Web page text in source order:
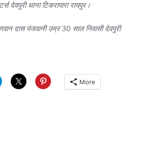
देवपुरी थाना टिकरापारा रायपुर।
दास पंजवानी उम्र 30 साल निवासी देवपुरी
More